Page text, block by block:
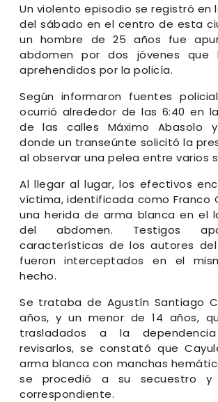
Un violento episodio se registró en
del sábado en el centro de esta
un hombre de 25 años fue
abdomen por dos jóvenes que
aprehendidos por la policía.
Según informaron fuentes
ocurrió alrededor de las 6:40 en
de las calles Máximo Abasolo
donde un transeúnte solicitó la
al observar una pelea entre varios
Al llegar al lugar, los efectivos
víctima, identificada como Franco
una herida de arma blanca en el
del abdomen. Testigos
características de los autores
fueron interceptados en el
hecho.
Se trataba de Agustín Santiago
años, y un menor de 14 años,
trasladados a la
revisarlos, se constató que
arma blanca con manchas
se procedió a su secuestro y
correspondiente.